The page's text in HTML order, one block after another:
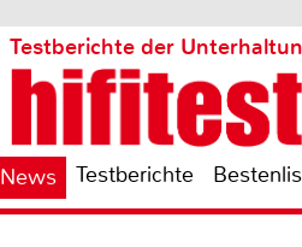
Testberichte der
News Testberichte